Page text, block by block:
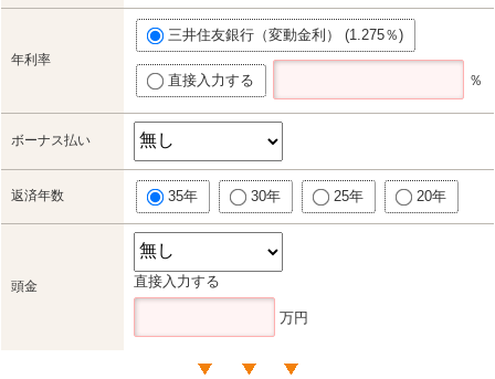
年利率
三井住友銀行（変動金利） (1.275％)
直接入力する ％
ボーナス払い
返済年数 35年 30年 25年 20年
頭金 直接入力する
万円